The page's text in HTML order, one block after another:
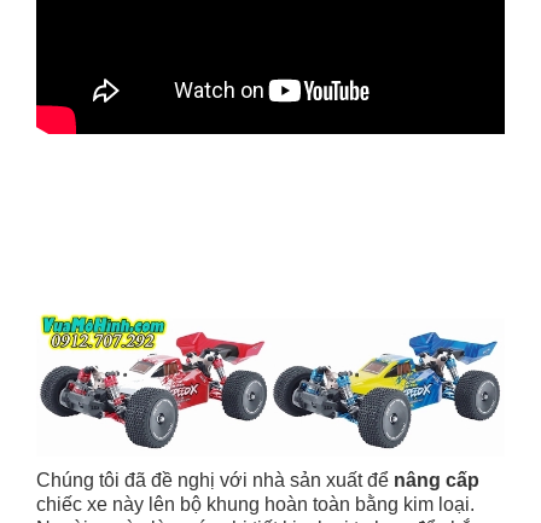
Chúng tôi đã đề nghị với nhà sản xuất để nâng cấp
chiếc xe này lên bộ khung hoàn toàn bằng kim loại.